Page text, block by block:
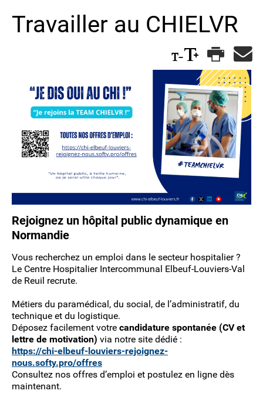
Travailler au CHIELVR
Rejoignez un hôpital public dynamique en
Normandie
Vous recherchez un emploi dans le secteur hospitalier ?
Le Centre Hospitalier Intercommunal Elbeuf-Louviers-Val
de Reuil recrute.
Métiers du paramédical, du social, de l’administratif, du
technique et du logistique.
Déposez facilement votre candidature spontanée (CV et
lettre de motivation) via notre site dédié :
https://chi-elbeuf-louviers-rejoignez-
nous.softy.pro/offres
Consultez nos offres d’emploi et postulez en ligne dès
maintenant.